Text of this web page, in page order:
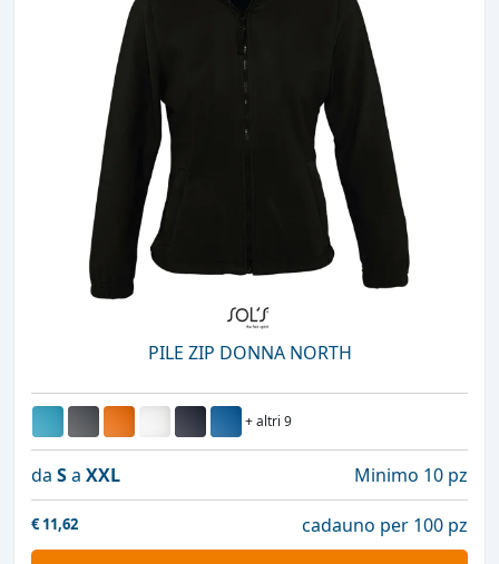
PILE ZIP DONNA NORTH
+ altri 9
da Sa XXL Minimo 10 pz
€ 11,62
cadauno per 100 pz